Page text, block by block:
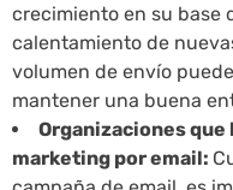
crecimiento en su base
calentamiento de
volumen de envío
mantener una buena
Organizaciones que
marketing por email: